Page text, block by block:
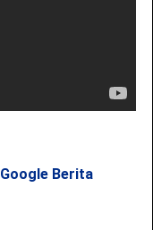
Google Berita